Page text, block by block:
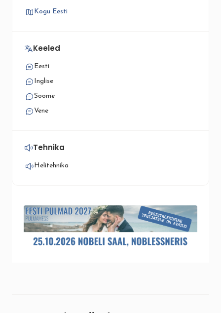
Kogu Eesti
Keeled
Eesti
Inglise
Soome
Vene
Tehnika
Helitehnika